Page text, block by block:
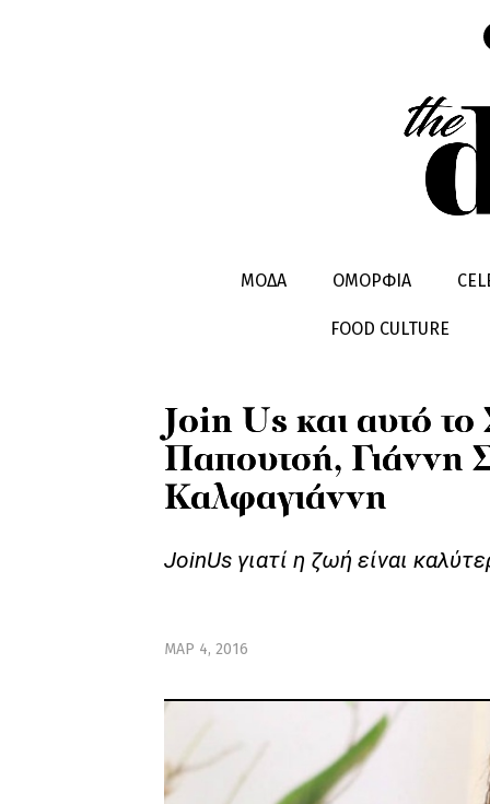
ΜΟΔΑ ΟΜΟΡΦΙΑ
FOOD CULTURE
LIFESTYLE TV MANIAC
Join Us και αυτό
Παπουτσή, Γιάννη
Καλφαγιάννη
JoinUs γιατί η ζωή είναι
ΜΑΡ 4, 2016